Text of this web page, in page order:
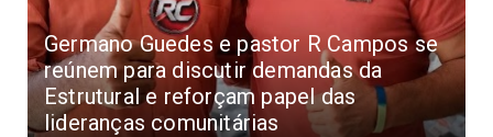
Germano Guedes e pastor R Campos se
reúnem para discutir demandas da
Estrutural e reforçam papel das
lideranças comunitárias